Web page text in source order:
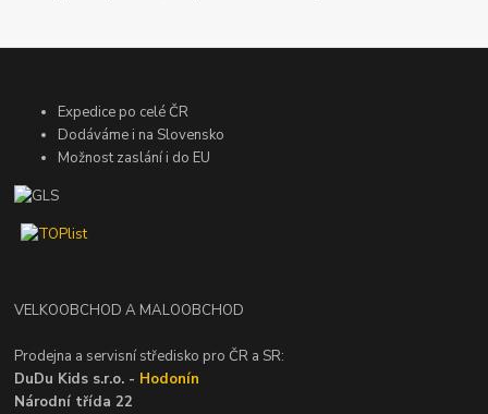
Expedice po celé ČR
Dodáváme i na Slovensko
Možnost zaslání i do EU
VELKOOBCHOD A MALOOBCHOD
Prodejna a servisní středisko pro ČR a SR:
DuDu Kids s.r.o. - Hodonín
Národní třída 22